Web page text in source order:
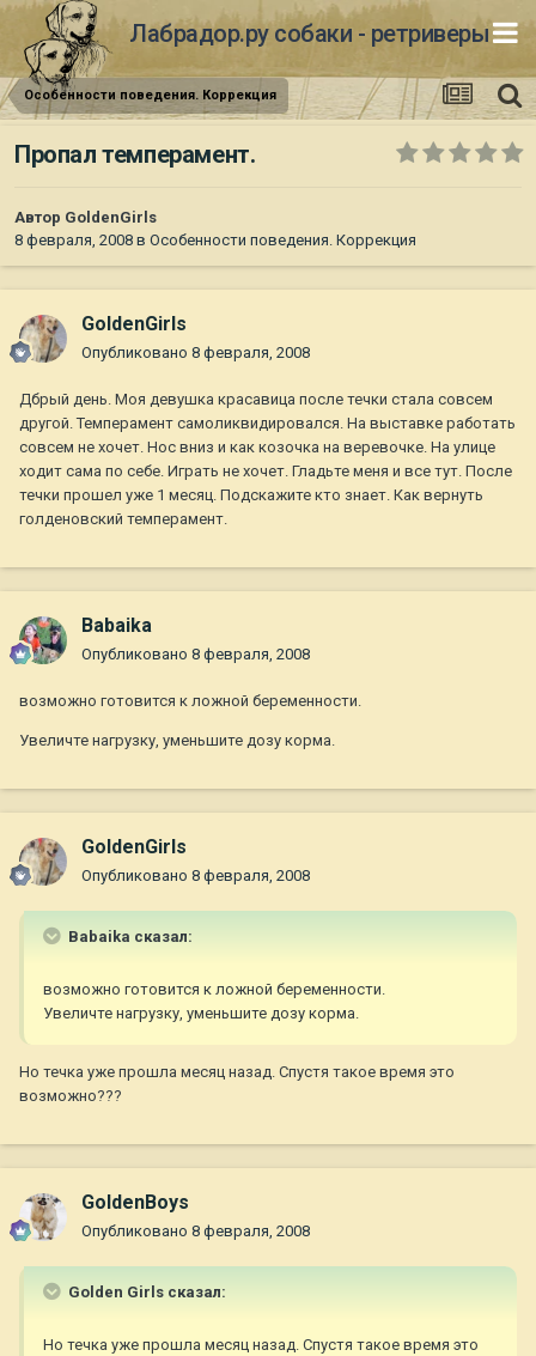
Лабрадор.ру собаки - ретриверы
Особенности поведения. Коррекция
Пропал темперамент.
Автор GoldenGirls
8 февраля, 2008 в Особенности поведения. Коррекция
GoldenGirls
Опубликовано 8 февраля, 2008
Дбрый день. Моя девушка красавица после течки стала совсем
другой. Темперамент самоликвидировался. На выставке работать
совсем не хочет. Нос вниз и как козочка на веревочке. На улице
ходит сама по себе. Играть не хочет. Гладьте меня и все тут. После
течки прошел уже 1 месяц. Подскажите кто знает. Как вернуть
голденовский темперамент.
Babaika
Опубликовано 8 февраля, 2008
возможно готовится к ложной беременности.
Увеличте нагрузку, уменьшите дозу корма.
GoldenGirls
Опубликовано 8 февраля, 2008
Babaika сказал:
возможно готовится к ложной беременности.
Увеличте нагрузку, уменьшите дозу корма.
Но течка уже прошла месяц назад. Спустя такое время это
возможно???
GoldenBoys
Опубликовано 8 февраля, 2008
Golden Girls сказал:
Но течка уже прошла месяц назад. Спустя такое время это